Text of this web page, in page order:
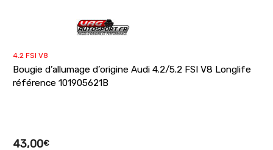
4.2 FSI V8
Bougie d’allumage d’origine Audi 4.2/5.2 FSI V8 Longlife
référence 101905621B
43,00€